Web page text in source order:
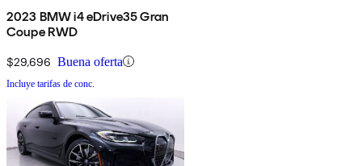
2023 BMW i4 eDrive35 Gran
Coupe RWD
$29,696 Buena oferta
Incluye tarifas de conc.